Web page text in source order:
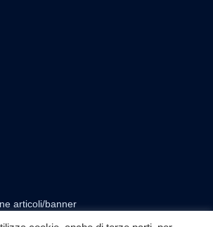
articoli/banner